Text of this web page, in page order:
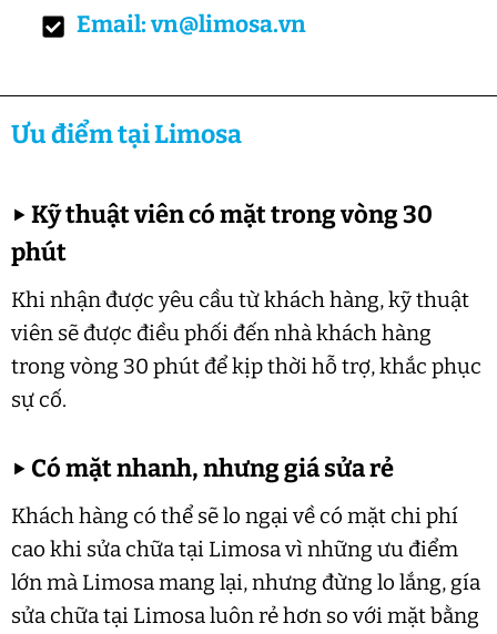
Email: vn@limosa.vn
Ưu điểm tại Limosa
▶Kỹ thuật viên có mặt trong vòng 30
phút
Khi nhận được yêu cầu từ khách hàng, kỹ thuật
viên sẽ được điều phối đến nhà khách hàng
trong vòng 30 phút để kịp thời hỗ trợ, khắc phục
sự cố.
▶ Có mặt nhanh, nhưng giá sửa rẻ
Khách hàng có thể sẽ lo ngại về có mặt chi phí
cao khi sửa chữa tại Limosa vì những ưu điểm
lớn mà Limosa mang lại, nhưng đừng lo lắng, gía
sửa chữa tại Limosa luôn rẻ hơn so với mặt bằng